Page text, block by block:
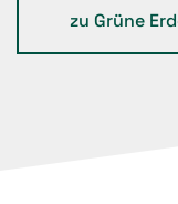
zu Grüne